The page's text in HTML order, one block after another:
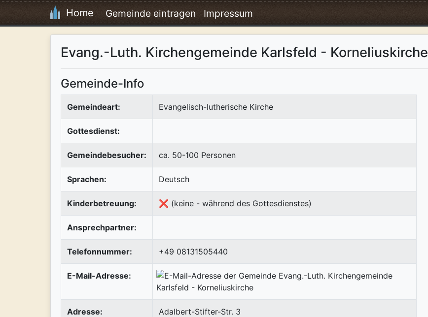
Home Gemeinde eintragen Impressum
Evang.-Luth. Kirchengemeinde Karlsfeld - Korneliuskirche
Gemeinde-Info
Gemeindeart: Evangelisch-lutherische Kirche
Gottesdienst:
Gemeindebesucher: ca. 50-100 Personen
Sprachen: Deutsch
Kinderbetreuung: ❌ (keine - während des Gottesdienstes)
Ansprechpartner:
Telefonnummer: +49 08131505440
E-Mail-Adresse:
Adresse:
Adalbert-Stifter-Str. 3